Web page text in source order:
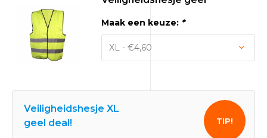
Maak een keuze: *
Veiligheidshesje XL
geel deal!
TIP!